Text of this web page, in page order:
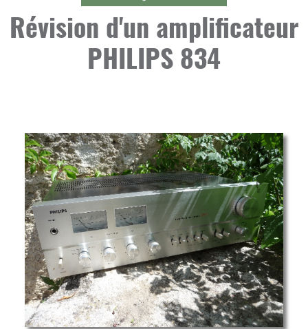
Révision d'un amplificateur
PHILIPS 834